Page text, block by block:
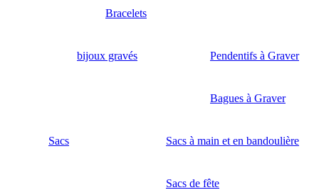
Bracelets
bijoux gravés Pendentifs à Graver
Bagues à Graver
Sacs Sacs à main et en bandoulière
Sacs de fête